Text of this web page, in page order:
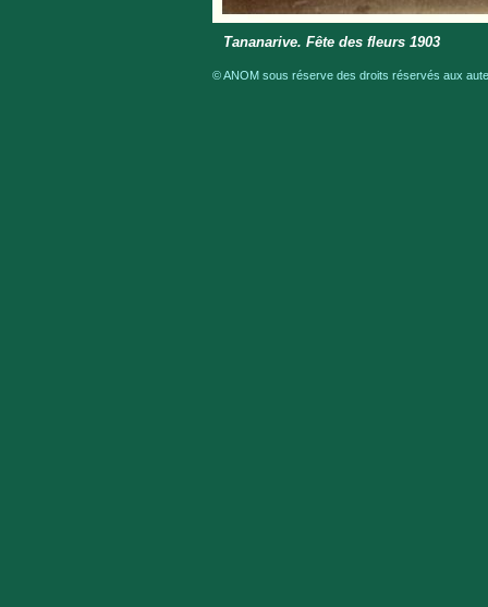
Tananarive. Fête des fleurs 1903
© ANOM sous réserve des droits réservés aux